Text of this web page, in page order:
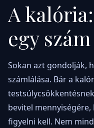
A
egy szám
Sokan azt gondolják,
számlálása. Bár a
bevitel
figyelni kell. Nem